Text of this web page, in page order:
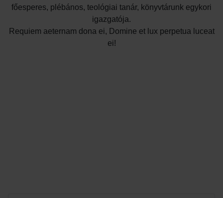
főesperes, plébános, teológiai tanár, könyvtárunk egykori
igazgatója.
Requiem aeternam dona ei, Domine et lux perpetua luceat
ei!